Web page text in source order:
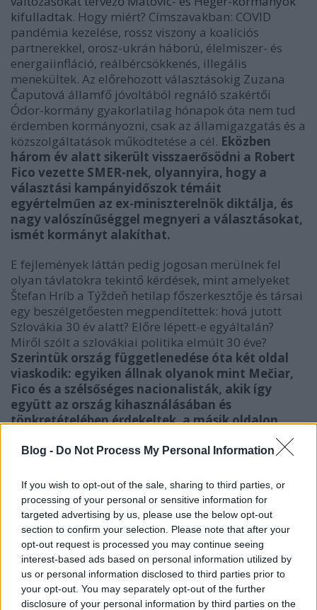
Blog - Do Not Process My Personal Information
If you wish to opt-out of the sale, sharing to third parties, or
processing of your personal or sensitive information for
targeted advertising by us, please use the below opt-out
section to confirm your selection. Please note that after your
opt-out request is processed you may continue seeing
interest-based ads based on personal information utilized by
us or personal information disclosed to third parties prior to
your opt-out. You may separately opt-out of the further
disclosure of your personal information by third parties on the
kifulladtak. Hogy miért? Címszavakban: COVID
pandémia kezelése, rossz viszony a koalíciós
partnerekkel, orosz-ukrán háború, élelmiszer- és
energaiinfláció, reálbércsökkenés, illegális
menekültek. Az előrehozott választásokig Zuzana
Čaputová államfő jóvoltából regnáló szakértői
Ódor-kormány gyakorlatilag hónapok óta nem tud
érdemben kormányozni, csak az államigazgatás és a
közszolgáltatások működtetése a cél. Eközben
három év alatt sikerült visszaerősödni a Robert
Fico vezette SMER-nek, olyannyira, hogy a
választási kampányidőszok témáit
egyértelműen az ex-miniszterelnök diktálja, és
nagy valószínűséggel megnyeri a választásokat,
ismét kormányt alakíthat.
E fejlemények láttán pedig jogosan merülnek fel
olyan távlatokra tekintő kérdések, mint amelyeket
Štefan Hríb a Týždeň hetilap főszerkesztője és társai
egy beszélgetőesten megpendítettek: hová jutott
Szlovákia 30 év alatt? Előre lépett-e egyáltalán?
Miről szólt a szlovákiai politika elmúlt 30 éve?
Szerintük ország függetlenedése óta két oldal
viaskodik: egyiken állnak olyanok mint Mečiar,
Fico és a szélsőséges nacionalisták, akik így
együtt az ország kihasználásában és
tönkretételében érdekeltek, a másik oldalon
A gondolatmenetük szerint a
fiatal szlovákiai politika megfeneklett ennél az
EU, NATO és eurozóna tagság. Mindezt pedig a
hiányos államépítésre (vízóban) és
humánerőforrásra (karizma és szakmaiság hiánya)
vezették vissza.Az összetett kérdések ellenére, Hríb és
vendégei ezeket a meglehetősen felszínes válaszokat
adtak, sommásan nyugtázva, hogy e trend folytatására
számítanak a továbbiakban is. E logika szerint nem is
meglepő, ha Robert Fico újra visszatér az ország élére.